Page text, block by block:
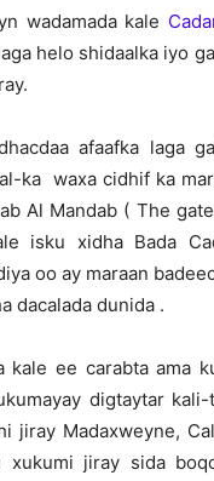
wadamada kale
helo shidaalka iyo
afaafka laga
ka waxa cidhif ka
Al Mandab ( The
isku xidha Bada
oo ay maraan
dacalada dunida .
kale ee carabta ama
digtaytar
jiray Madaxweyne,
xukumi jiray sida